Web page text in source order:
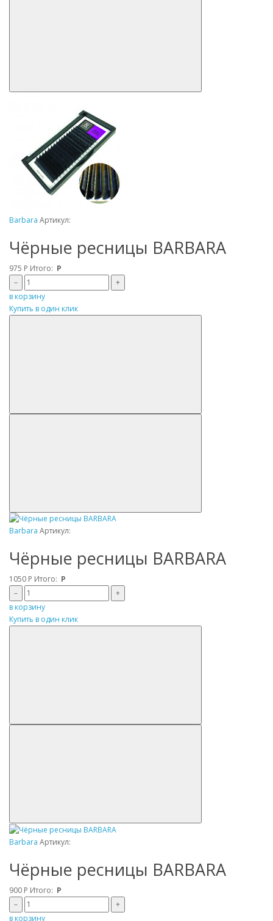
Barbara Артикул:
Чёрные ресницы BARBARA
975 Р Итого: Р
–
+
в корзину
Купить в один клик
Barbara Артикул:
Чёрные ресницы BARBARA
1050 Р Итого: Р
–
+
в корзину
Купить в один клик
Barbara Артикул:
Чёрные ресницы BARBARA
900 Р Итого: Р
–
+
в корзину